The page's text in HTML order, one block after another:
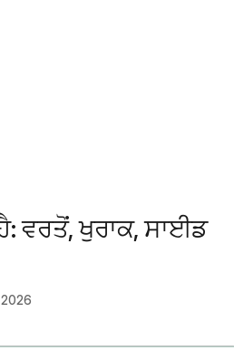
ਵਰਤੋਂ, ਖੁਰਾਕ, ਸਾਈਡ